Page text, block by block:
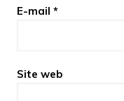
E-mail *
Site web